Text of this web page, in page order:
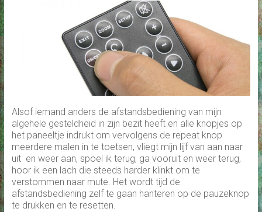
Alsof iemand anders de afstandsbediening van mijn
algehele gesteldheid in zijn bezit heeft en alle knopjes op
het paneeltje indrukt om vervolgens de repeat knop
meerdere malen in te toetsen, vliegt mijn lijf van aan naar
uit en weer aan, spoel ik terug, ga vooruit en weer terug,
hoor ik een lach die steeds harder klinkt om te
verstommen naar mute. Het wordt tijd de
afstandsbediening zelf te gaan hanteren op de pauzeknop
te drukken en te resetten.